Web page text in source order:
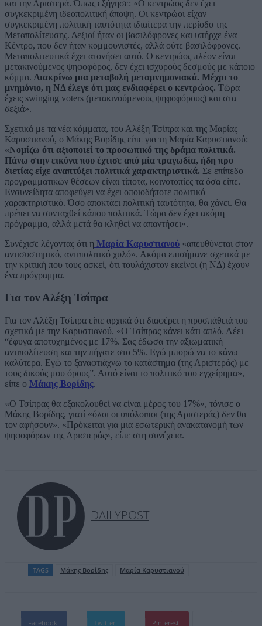
και την Αριστερά. Όπως εξήγησε: «Ο κεντρώος δεν έχει
συγκεκριμένη ιδεοπολιτική άποψη. Οι κεντρώοι είχαν
συγκεκριμένη πολιτική ταυτότητα ιδιαίτερα την περίοδο της
Μεταπολίτευσης. Δεξιοί ήταν οι βασιλόφρονες και υπήρχε ένα
Κέντρο, που δεν ήταν κομμουνιστές, αλλά ούτε βασιλόφρονες.
Μεταπολιτευτικά έχει ατονήσει αυτό. Ο κεντρώος πλέον είναι
μετακινούμενος ψηφοφόρος, δεν έχει ισχυρούς δεσμούς με κάποιο
κόμμα. Διακρίνω μια μεταβολή μεταμνημονιακά. Μέχρι το
μνημόνιο, η ΝΔ έλεγε ότι μας ενδιαφέρει ο κεντρώος. Τώρα
έχεις swinging voters (μετακινούμενους ψηφοφόρους) και στα
δεξιά».
Σχετικά με τα νέα κόμματα, του Αλέξη Τσίπρα και της Μαρίας
Καρυστιανού, ο Μάκης Βορίδης είπε για τη Μαρία Καρυστιανού:
«Νομίζω ότι αξιοποιεί το προσωπικό της δράμα πολιτικά.
Πάνω στην εικόνα που έχτισε από μία τραγωδία, ήδη προ
διετίας είχε αναπτύξει πολιτικά χαρακτηριστικά. Σε επίπεδο
προγραμματικών θέσεων είναι τίποτα, κοινοτοπίες τα όσα είπε.
Ενσυνείδητα αποφεύγει να έχει οποιοδήποτε πολιτικό
χαρακτηριστικό. Όσο αποκτάει πολιτική ταυτότητα, θα χάνει. Θα
πρέπει να συνταχθεί κάπου πολιτικά. Τώρα δεν έχει ακόμη
πρόγραμμα, αλλά μετά θα κληθεί να απαντήσει».
Συνέχισε λέγοντας ότι η Μαρία Καρυστιανού «απευθύνεται στον
αντισυστημικό, αντιπολιτικό χυλό». Ακόμα επισήμανε σχετικά με
την κριτική που τους ασκεί, ότι τουλάχιστον εκείνοι (η ΝΔ) έχουν
ένα πρόγραμμα.
Για τον Αλέξη Τσίπρα
Για τον Αλέξη Τσίπρα είπε αρχικά ότι διαφέρει η προσπάθειά του
σχετικά με την Καρυστιανού. «Ο Τσίπρας κάνει κάτι απλό. Λέει
“έφυγα αποτυχημένος με 17%. Σας έδωσα την αξιωματική
αντιπολίτευση και την πήγατε στο 5%. Εγώ μπορώ να το κάνω
καλύτερα. Εγώ το ξαναφτιάχνω το κατάστημα (της Αριστεράς) με
τους δικούς μου όρους”. Αυτό είναι το πολιτικό του εγχείρημα»,
είπε ο Μάκης Βορίδης.
«Ο Τσίπρας θα εξακολουθεί να είναι μέρος του 17%», τόνισε ο
Μάκης Βορίδης, γιατί «όλοι οι υπόλοιποι (της Αριστεράς) δεν θα
τον αφήσουν». «Πρόκειται για μια εσωτερική ανακατανομή των
ψηφοφόρων της Αριστεράς», είπε στη συνέχεια.
DAILYPOST
TAGS Μάκης Βορίδης Μαρία Καρυστιανού
Facebook Twitter Pinterest